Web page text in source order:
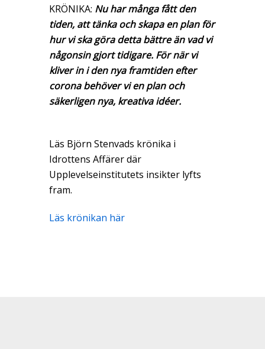
KRÖNIKA: Nu har många fått den
tiden, att tänka och skapa en plan för
hur vi ska göra detta bättre än vad vi
någonsin gjort tidigare. För när vi
kliver in i den nya framtiden efter
corona behöver vi en plan och
säkerligen nya, kreativa idéer.
Läs Björn Stenvads krönika i
Idrottens Affärer där
Upplevelseinstitutets insikter lyfts
fram.
Läs krönikan här